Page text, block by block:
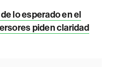
lo esperado en el
piden claridad